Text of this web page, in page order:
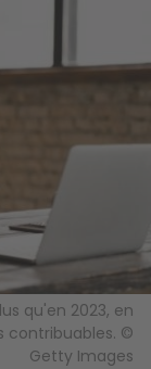
qu'en 2023, en
contribuables. ©
Getty Images